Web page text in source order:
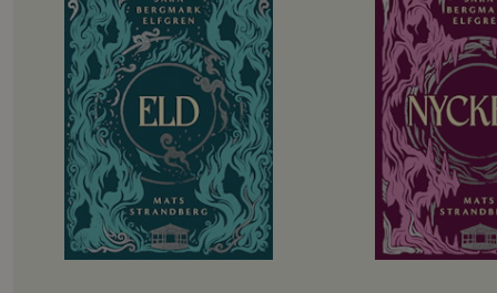
De utvalda ska börja andra året på
gymnasiet. Hela sommarlovet har
de hållit andan i väntan på
demonernas nästa drag. Men hotet
kommer från ett håll de aldrig
kunnat förutse. Det blir alltmer
uppenbart att något är väldigt,
väldigt fel i Engelsfors. Det
förflutna vävs ihop med nuet. De
levande möter de döda. De utvalda
knyts allt tätare till varandra och
påminns återigen om att magi inte
kan lindra olycklig kärlek eller laga
Det har gått drygt
tragedin i
gympasal. De
att återhämta sig
vänds upp och ner
besvaras.
Lojaliteter prövas.
att rinna ut och till
utvalda bara vara
Allt kommer att